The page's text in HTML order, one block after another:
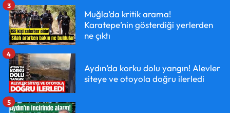
Muğla’da kritik arama!
Karatepe’nin gösterdiği yerlerden
ne çıktı
3
Aydın’da korku dolu yangın! Alevler
siteye ve otoyola doğru ilerledi
4
5